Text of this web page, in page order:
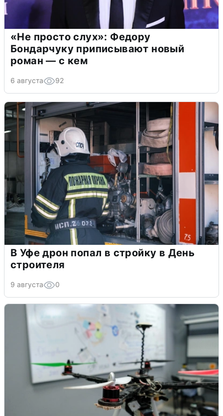
«Не просто слух»: Федору
Бондарчуку приписывают новый
роман — с кем
6 августа 92
В Уфе дрон попал в стройку в День
строителя
9 августа 0